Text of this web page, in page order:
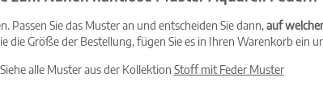
Passen Sie das Muster an und entscheiden Sie dann,auf
die Größe der Bestellung, fügen Sie es in Ihren Warenkorb ein
Siehe alle Muster aus der Kollektion Stoff mit Feder Muster